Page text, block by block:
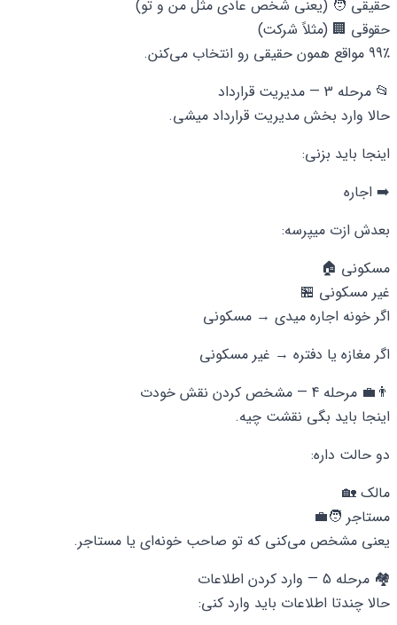
حقیقی 🧑 (یعنی شخص عادی مثل من و تو)
حقوقی 🏢 (مثلاً شرکت)
99٪ مواقع همون حقیقی رو انتخاب می‌کنن.
📂 مرحله 3 — مدیریت قرارداد
حالا وارد بخش مدیریت قرارداد میشی.
اینجا باید بزنی:
➡️ اجاره
بعدش ازت میپرسه:
مسکونی 🏠
غیر مسکونی 🏪
اگر خونه اجاره میدی → مسکونی
اگر مغازه یا دفتره → غیر مسکونی
👨‍💼 مرحله 4 — مشخص کردن نقش خودت
اینجا باید بگی نقشت چیه.
دو حالت داره:
مالک 🏡
مستاجر 🧑‍💼
یعنی مشخص می‌کنی که تو صاحب خونه‌ای یا مستاجر.
🏘 مرحله 5 — وارد کردن اطلاعات
حالا چندتا اطلاعات باید وارد کنی: